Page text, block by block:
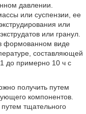
давлении.
или суспензии, ее
или
или гранул.
формованном виде
составляющей
до примерно 10 ч с
получить путем
компонентов.
тщательного